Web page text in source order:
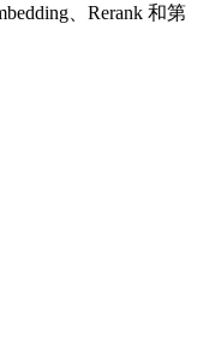
、Rerank 和第